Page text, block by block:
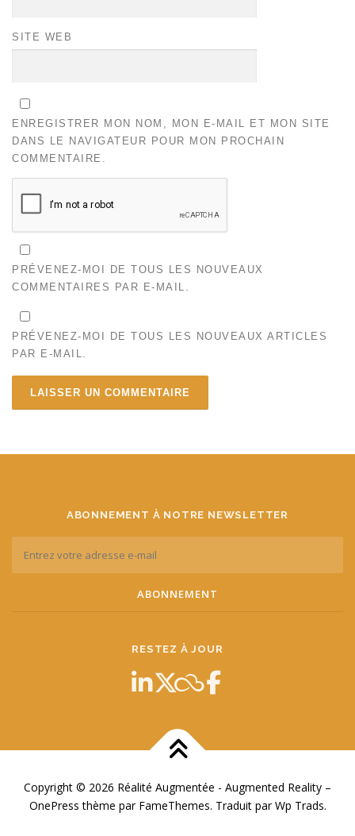
SITE WEB
ENREGISTRER MON NOM, MON E-MAIL ET MON SITE
DANS LE NAVIGATEUR POUR MON PROCHAIN
COMMENTAIRE.
PRÉVENEZ-MOI DE TOUS LES NOUVEAUX
COMMENTAIRES PAR E-MAIL.
PRÉVENEZ-MOI DE TOUS LES NOUVEAUX ARTICLES
PAR E-MAIL.
ABONNEMENT À NOTRE NEWSLETTER
RESTEZ À JOUR
Copyright © 2026 Réalité Augmentée - Augmented Reality –
OnePress thème par FameThemes. Traduit par Wp Trads.